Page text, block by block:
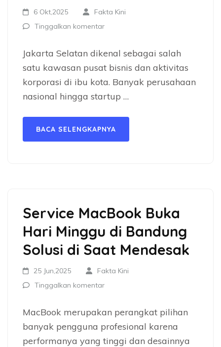
6 Okt,2025
Fakta Kini
Tinggalkan komentar
Jakarta Selatan dikenal sebagai salah
satu kawasan pusat bisnis dan aktivitas
korporasi di ibu kota. Banyak perusahaan
nasional hingga startup …
BACA SELENGKAPNYA
Service MacBook Buka
Hari Minggu di Bandung
Solusi di Saat Mendesak
25 Jun,2025
Fakta Kini
Tinggalkan komentar
MacBook merupakan perangkat pilihan
banyak pengguna profesional karena
performanya yang tinggi dan desainnya